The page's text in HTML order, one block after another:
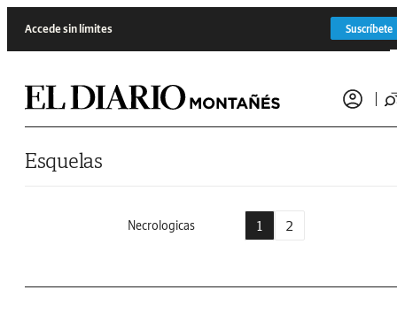
Accede sin límites Suscríbete
Esquelas
Necrologicas 1 2